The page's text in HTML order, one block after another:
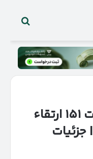
شرایط فروش پراید وانت ۱۵۱ ارتقاء
یافته GX در مهر ۱۴۰۴ | جزئیات